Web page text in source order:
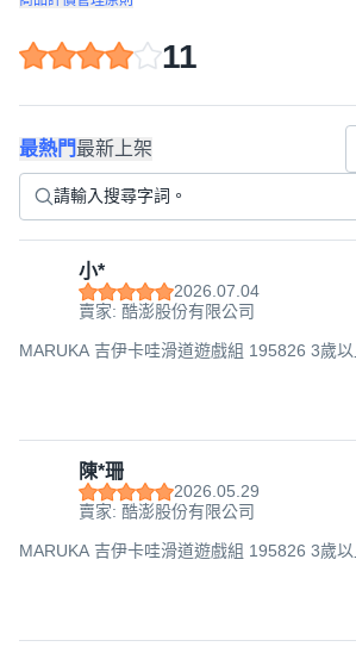
11
最熱門最新上架
小*
2026.07.04
賣家: 酷澎股份有限公司
MARUKA 吉伊卡哇滑道遊戲組 195826 3歲
陳*珊
2026.05.29
賣家: 酷澎股份有限公司
MARUKA 吉伊卡哇滑道遊戲組 195826 3歲